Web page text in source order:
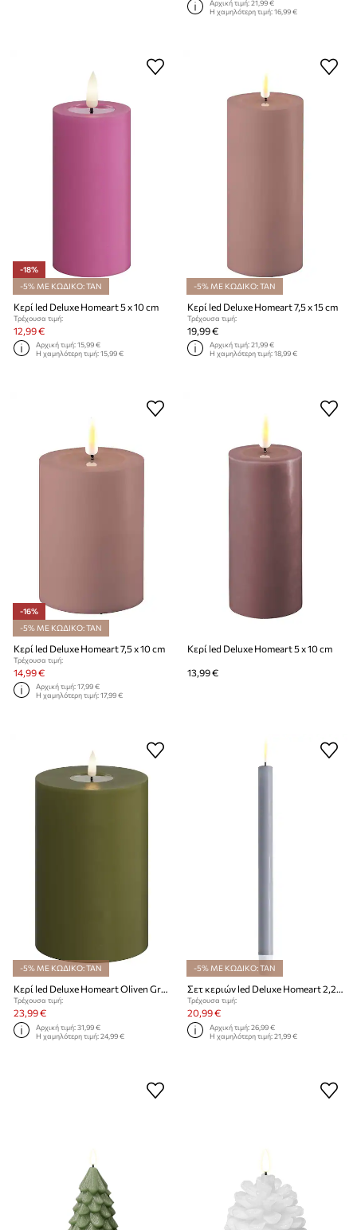
Αρχική τιμή:21,99 €
Η χαμηλότερη τιμή:16,99 €
-18%
-5% ΜΕ ΚΩΔΙΚΟ: TAN
Κερί led Deluxe Homeart 5 x 10 cm
Τρέχουσα τιμή:
12,99 €
Αρχική τιμή:15,99 €
Η χαμηλότερη τιμή:15,99 €
-5% ΜΕ ΚΩΔΙΚΟ: TAN
Κερί led Deluxe Homeart 7,5 x 15 cm
Τρέχουσα τιμή:
19,99 €
Αρχική τιμή:21,99 €
Η χαμηλότερη τιμή:18,99 €
-16%
-5% ΜΕ ΚΩΔΙΚΟ: TAN
Κερί led Deluxe Homeart 7,5 x 10 cm
Τρέχουσα τιμή:
14,99 €
Αρχική τιμή:17,99 €
Η χαμηλότερη τιμή:17,99 €
Κερί led Deluxe Homeart 5 x 10 cm
13,99 €
-5% ΜΕ ΚΩΔΙΚΟ: TAN
Κερί led Deluxe Homeart Oliven Gronne Bloklys 10 x 15 cm
Τρέχουσα τιμή:
23,99 €
Αρχική τιμή:31,99 €
Η χαμηλότερη τιμή:24,99 €
-5% ΜΕ ΚΩΔΙΚΟ: TAN
Σετ κεριών led Deluxe Homeart 2,2 x 24 cm 2-pack
Τρέχουσα τιμή:
20,99 €
Αρχική τιμή:26,99 €
Η χαμηλότερη τιμή:21,99 €